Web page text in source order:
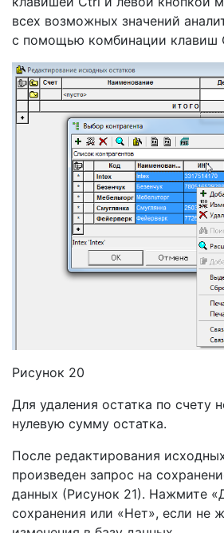
всех возможных значений
с помощью комбинации клавиш
Рисунок 20
Для удаления остатка по счету
нулевую сумму остатка.
После редактирования
произведен запрос на
данных (Рисунок 21). Нажмите
сохранения или «Нет», если не